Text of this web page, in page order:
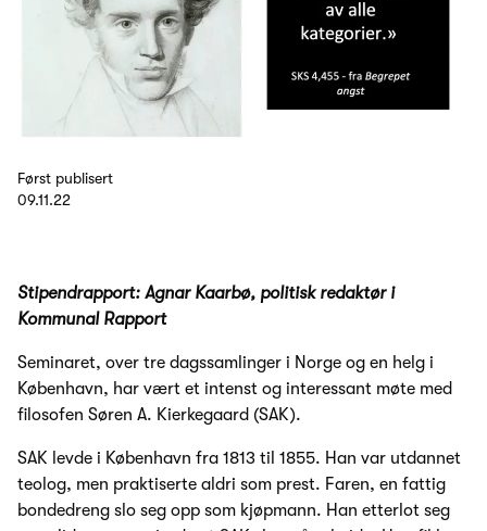
Først publisert
09.11.22
Stipendrapport: Agnar Kaarbø, politisk redaktør i
Kommunal Rapport
Seminaret, over tre dagssamlinger i Norge og en helg i
København, har vært et intenst og interessant møte med
filosofen Søren A. Kierkegaard (SAK).
SAK levde i København fra 1813 til 1855. Han var utdannet
teolog, men praktiserte aldri som prest. Faren, en fattig
bondedreng slo seg opp som kjøpmann. Han etterlot seg